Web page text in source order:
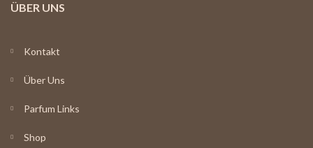
ÜBER UNS
Kontakt
Über Uns
Parfum Links
Shop